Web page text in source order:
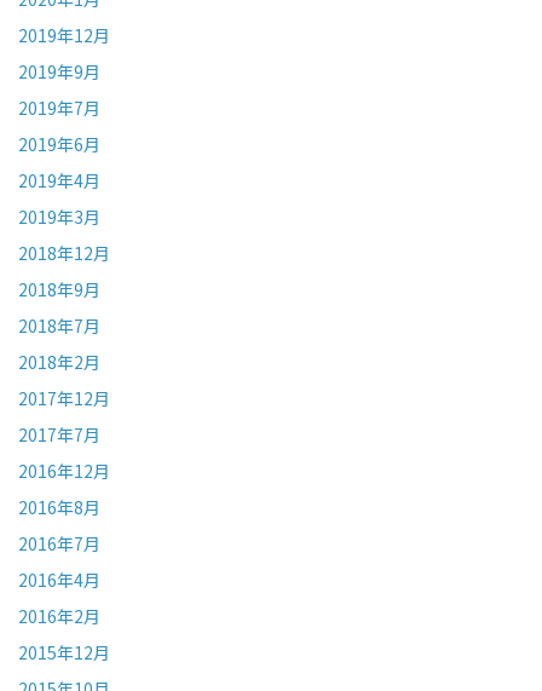
2019年12月
2019年9月
2019年7月
2019年6月
2019年4月
2019年3月
2018年12月
2018年9月
2018年7月
2018年2月
2017年12月
2017年7月
2016年12月
2016年8月
2016年7月
2016年4月
2016年2月
2015年12月